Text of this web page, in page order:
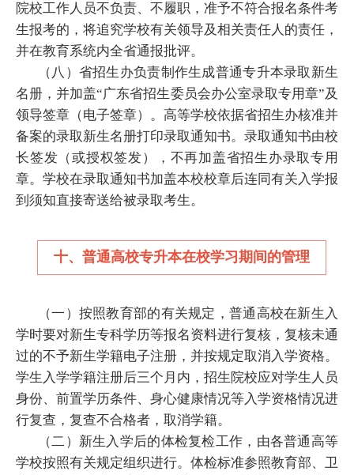
院校工作人员不负责、不履职，准予不符合报名条件考
生报考的，将追究学校有关领导及相关责任人的责任，
并在教育系统内全省通报批评。
（八）省招生办负责制作生成普通专升本录取新生
名册，并加盖“广东省招生委员会办公室录取专用章”及
领导签章（电子签章）。高等学校依据省招生办核准并
备案的录取新生名册打印录取通知书。录取通知书由校
长签发（或授权签发），不再加盖省招生办录取专用
章。学校在录取通知书加盖本校校章后连同有关入学报
到须知直接寄送给被录取考生。
十、普通高校专升本在校学习期间的管理
（一）按照教育部的有关规定，普通高校在新生入
学时要对新生专科学历等报名资料进行复核，复核未通
过的不予新生学籍电子注册，并按规定取消入学资格。
学生入学学籍注册后三个月内，招生院校应对学生人员
身份、前置学历条件、身心健康情况等入学资格情况进
行复查，复查不合格者，取消学籍。
（二）新生入学后的体检复检工作，由各普通高等
学校按照有关规定组织进行。体检标准参照教育部、卫